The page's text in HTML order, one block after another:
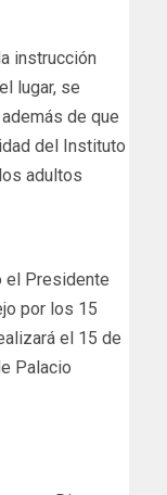
instrucción
lugar, se
de que
del Instituto
adultos
el Presidente
por los 15
el 15 de
Palacio